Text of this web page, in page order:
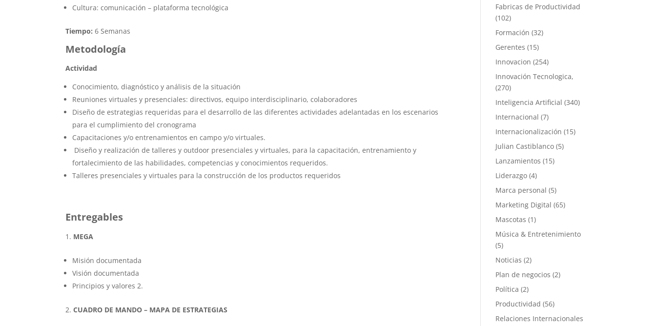
Cultura: comunicación – plataforma tecnológica
Tiempo: 6 Semanas
Metodología
Actividad
Conocimiento, diagnóstico y análisis de la situación
Reuniones virtuales y presenciales: directivos, equipo interdisciplinario, colaboradores
Diseño de estrategias requeridas para el desarrollo de las diferentes actividades adelantadas en los escenarios
para el cumplimiento del cronograma
Capacitaciones y/o entrenamientos en campo y/o virtuales.
Diseño y realización de talleres y outdoor presenciales y virtuales, para la capacitación, entrenamiento y
fortalecimiento de las habilidades, competencias y conocimientos requeridos.
Talleres presenciales y virtuales para la construcción de los productos requeridos
Entregables
MEGA
Misión documentada
Visión documentada
Principios y valores 2.
CUADRO DE MANDO – MAPA DE ESTRATEGIAS
Fabricas de Productividad
(102)
Formación (32)
Gerentes (15)
Innovacion (254)
Innovación Tecnologica,
(270)
Inteligencia Artificial (340)
Internacional (7)
Internacionalización (15)
Julian Castiblanco (5)
Lanzamientos (15)
Liderazgo (4)
Marca personal (5)
Marketing Digital (65)
Mascotas (1)
Música & Entretenimiento
(5)
Noticias (2)
Plan de negocios (2)
Política (2)
Productividad (56)
Relaciones Internacionales